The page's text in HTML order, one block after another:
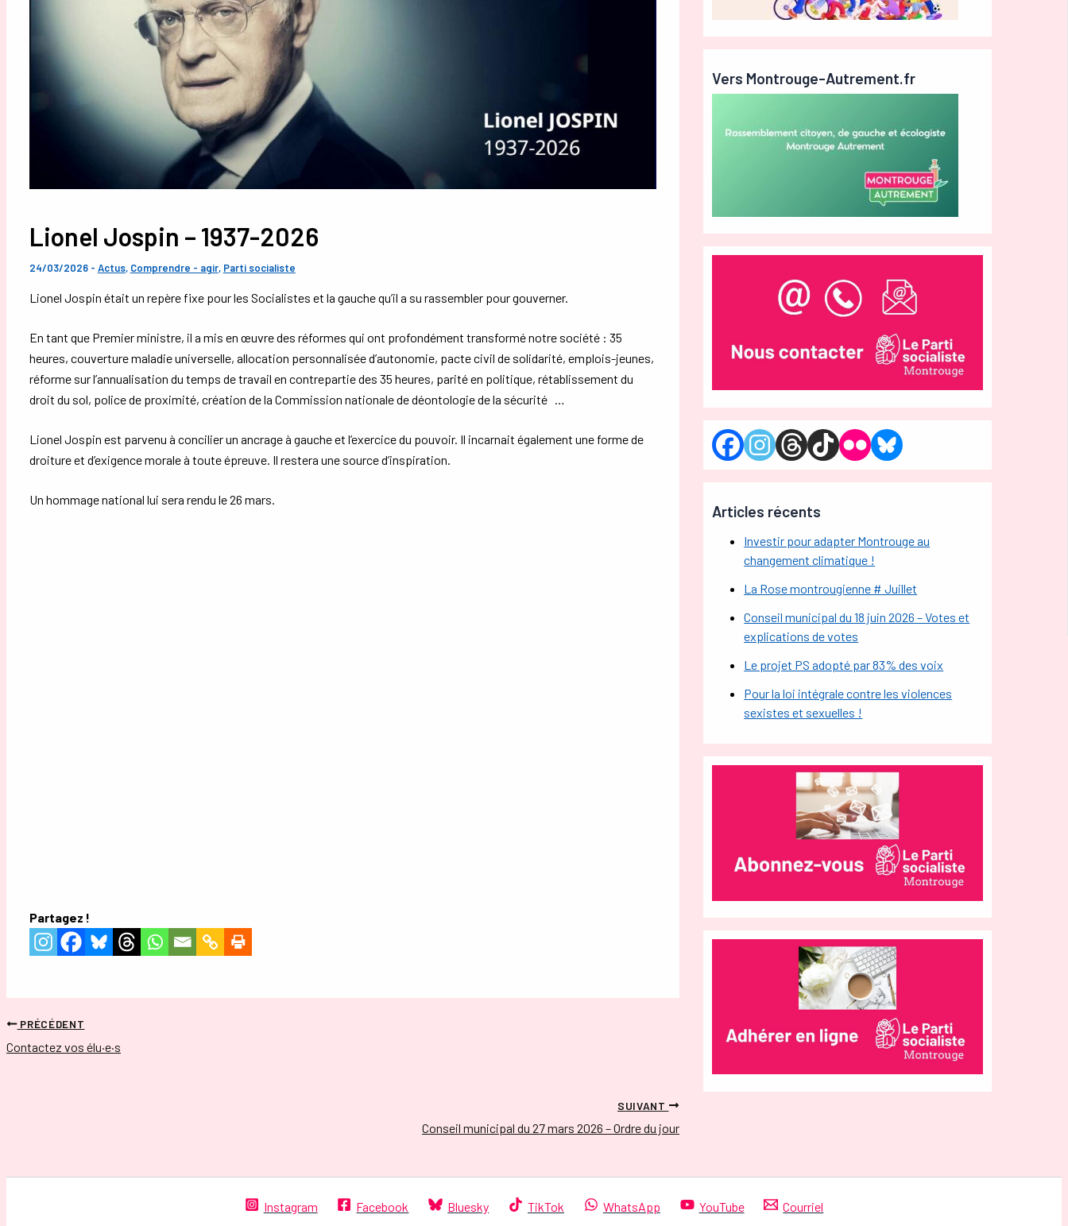
Lionel Jospin – 1937-2026
24/03/2026 - Actus, Comprendre - agir, Parti socialiste
Lionel Jospin était un repère fixe pour les Socialistes et la gauche qu’il a su rassembler pour gouverner.
En tant que Premier ministre, il a mis en œuvre des réformes qui ont profondément transformé notre société : 35
heures, couverture maladie universelle, allocation personnalisée d’autonomie, pacte civil de solidarité, emplois-jeunes,
réforme sur l’annualisation du temps de travail en contrepartie des 35 heures, parité en politique, rétablissement du
droit du sol, police de proximité, création de la Commission nationale de déontologie de la sécurité …
Lionel Jospin est parvenu à concilier un ancrage à gauche et l’exercice du pouvoir. Il incarnait également une forme de
droiture et d’exigence morale à toute épreuve. Il restera une source d’inspiration.
Un hommage national lui sera rendu le 26 mars.
Partagez !
PRÉCÉDENT
Contactez vos élu·e·s
SUIVANT
Conseil municipal du 27 mars 2026 – Ordre du jour
Vers Montrouge-Autrement.fr
Articles récents
Investir pour adapter Montrouge au
changement climatique !
La Rose montrougienne # Juillet
Conseil municipal du 18 juin 2026 – Votes et
explications de votes
Le projet PS adopté par 83% des voix
Pour la loi intégrale contre les violences
sexistes et sexuelles !
Instagram Facebook Bluesky TikTok WhatsApp YouTube Courriel